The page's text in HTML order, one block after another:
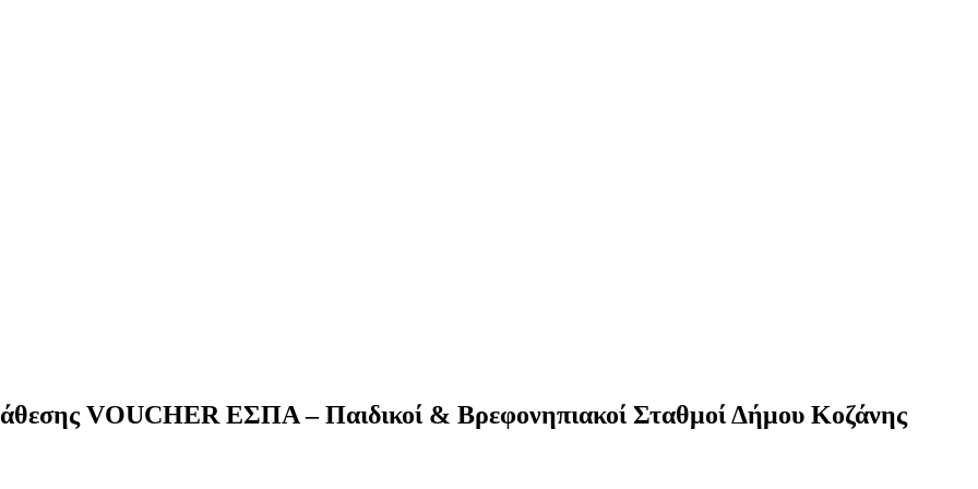
VOUCHER ΕΣΠΑ – Παιδικοί & Βρεφονηπιακοί Σταθμοί Δήμου Κοζάνης